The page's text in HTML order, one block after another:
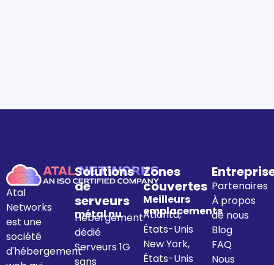
Atal
Networks
est une
société
d'hébergement
Solutions
de
serveurs
métal nu
Hébergement
dédié
Serveurs 1G
sans
Zones
couvertes
Meilleurs
emplacements
Atlanta,
États-Unis
New York,
États-Unis
Partenaires
À propos
de nous
Blog
FAQ
Nous